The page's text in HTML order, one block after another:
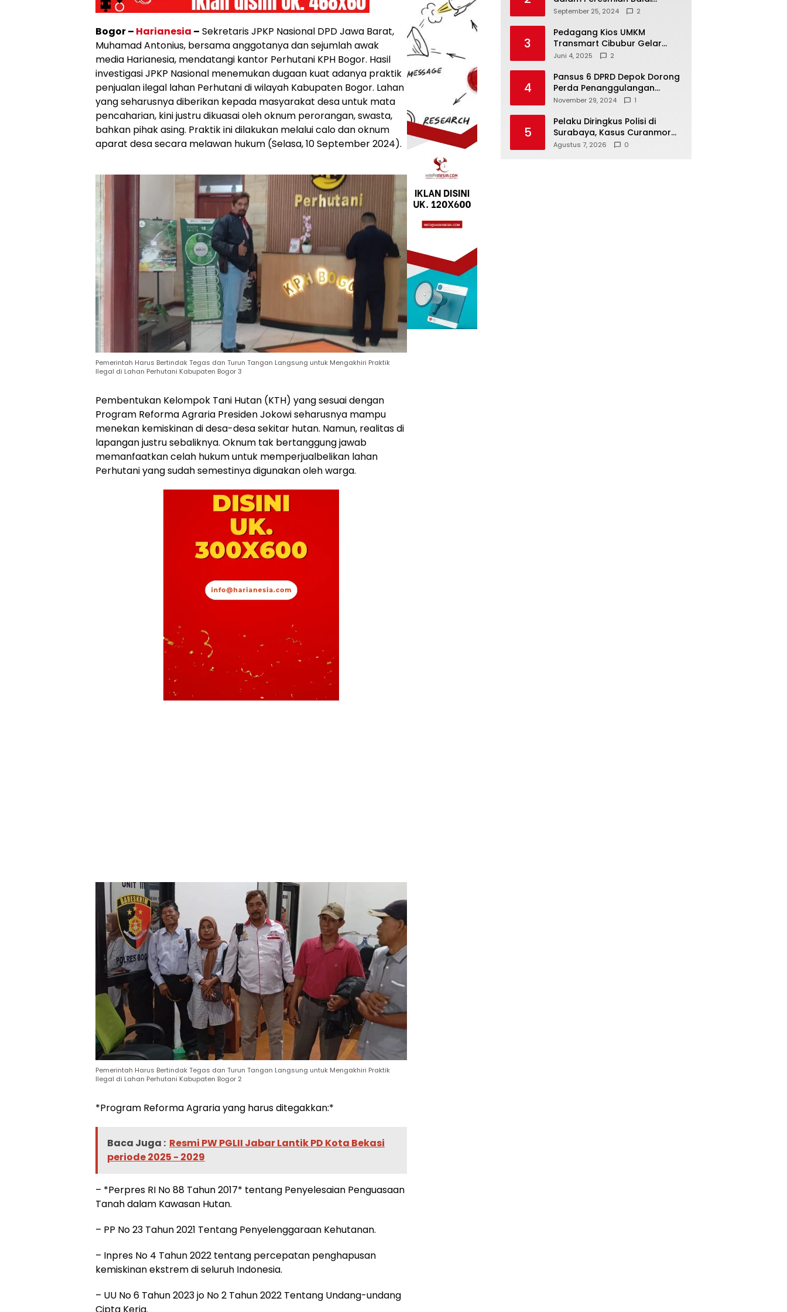
Bogor – Harianesia – Sekretaris JPKP Nasional DPD Jawa Barat,
Muhamad Antonius, bersama anggotanya dan sejumlah awak
media Harianesia, mendatangi kantor Perhutani KPH Bogor. Hasil
investigasi JPKP Nasional menemukan dugaan kuat adanya praktik
penjualan ilegal lahan Perhutani di wilayah Kabupaten Bogor. Lahan
yang seharusnya diberikan kepada masyarakat desa untuk mata
pencaharian, kini justru dikuasai oleh oknum perorangan, swasta,
bahkan pihak asing. Praktik ini dilakukan melalui calo dan oknum
aparat desa secara melawan hukum (Selasa, 10 September 2024).
Pemerintah Harus Bertindak Tegas dan Turun Tangan Langsung untuk Mengakhiri Praktik
Ilegal di Lahan Perhutani Kabupaten Bogor 3
Pembentukan Kelompok Tani Hutan (KTH) yang sesuai dengan
Program Reforma Agraria Presiden Jokowi seharusnya mampu
menekan kemiskinan di desa-desa sekitar hutan. Namun, realitas di
lapangan justru sebaliknya. Oknum tak bertanggung jawab
memanfaatkan celah hukum untuk memperjualbelikan lahan
Perhutani yang sudah semestinya digunakan oleh warga.
Pemerintah Harus Bertindak Tegas dan Turun Tangan Langsung untuk Mengakhiri Praktik
Ilegal di Lahan Perhutani Kabupaten Bogor 2
*Program Reforma Agraria yang harus ditegakkan:*
Baca Juga : Resmi PW PGLII Jabar Lantik PD Kota Bekasi
periode 2025 - 2029
– *Perpres RI No 88 Tahun 2017* tentang Penyelesaian Penguasaan
Tanah dalam Kawasan Hutan.
– PP No 23 Tahun 2021 Tentang Penyelenggaraan Kehutanan.
– Inpres No 4 Tahun 2022 tentang percepatan penghapusan
kemiskinan ekstrem di seluruh Indonesia.
– UU No 6 Tahun 2023 jo No 2 Tahun 2022 Tentang Undang-undang
Cipta Kerja.
Warga di Sukamaju : Wadah
Aspirasi Masyarakat
September 25, 2024 2
3
Pedagang Kios UMKM
Transmart Cibubur Gelar
Family Gathering di Cisarua,
Kekompakan
Juni 4, 2025 2
4
Pansus 6 DPRD Depok Dorong
Perda Penanggulangan
Kebakaran untuk
November 29, 2024 1
5
Pelaku Diringkus Polisi di
Surabaya, Kasus Curanmor
Juwana
Agustus 7, 2026 0